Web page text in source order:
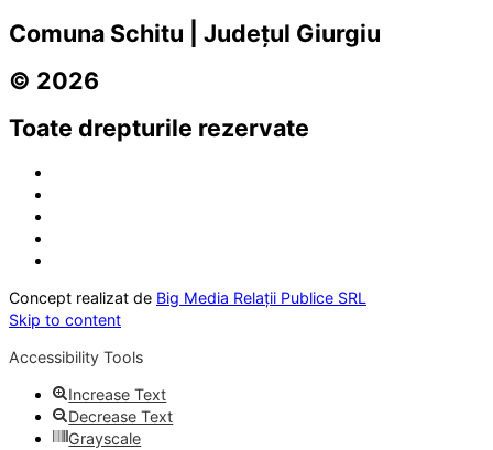
Comuna Schitu | Județul Giurgiu
© 2026
Toate drepturile rezervate
Concept realizat de Big Media Relații Publice SRL
Skip to content
Accessibility Tools
Increase Text
Decrease Text
Grayscale